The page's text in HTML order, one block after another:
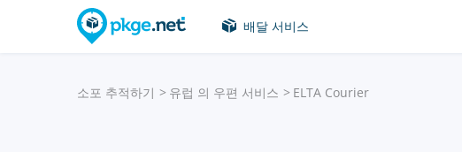
배달 서비스
소포 추적하기 유럽 의 우편 서비스 ELTA Courier